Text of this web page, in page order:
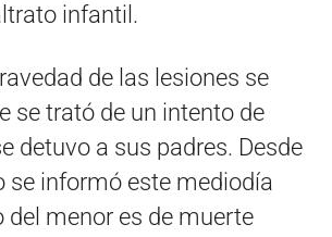
infantil.
de las lesiones se
se trató de un intento de
detuvo a sus padres. Desde
se informó este mediodía
del menor es de muerte